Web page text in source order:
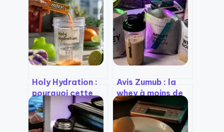
Holy Hydration :
pourquoi cette
poudre remplace
avantageusement
vos sodas
Avis Zumub : la
whey à moins de
20 € le kilo est-
elle une bonne
affaire ?